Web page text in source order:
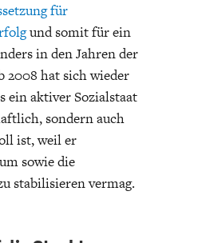
für
und somit für ein
in den Jahren der
2008 hat sich wieder
ein aktiver Sozialstaat
sondern auch
ist, weil er
sowie die
stabilisieren vermag.